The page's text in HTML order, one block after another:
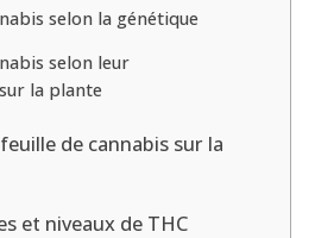
selon la génétique
selon leur
la plante
de cannabis sur la
et niveaux de THC